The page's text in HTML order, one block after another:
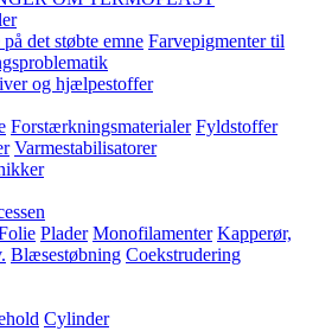
det støbte emne Farvepigmenter til
og hjælpestoffer
Forstærkningsmaterialer Fyldstoffer
Varmestabilisatorer
Plader Monofilamenter Kapperør,
Blæsestøbning Coekstrudering
Cylinder